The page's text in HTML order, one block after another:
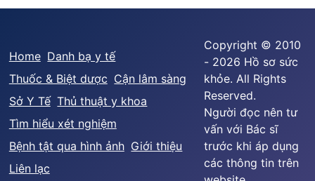
Home Danh bạ y tế
Thuốc & Biệt dược Cận lâm sàng
Sở Y Tế Thủ thuật y khoa
Tìm hiểu xét nghiệm
Bệnh tật qua hình ảnh Giới thiệu
Liên lạc
Copyright © 2010
- 2026 Hồ sơ sức
khỏe. All Rights
Reserved.
Người đọc nên tư
vấn với Bác sĩ
trước khi áp dụng
các thông tin trên